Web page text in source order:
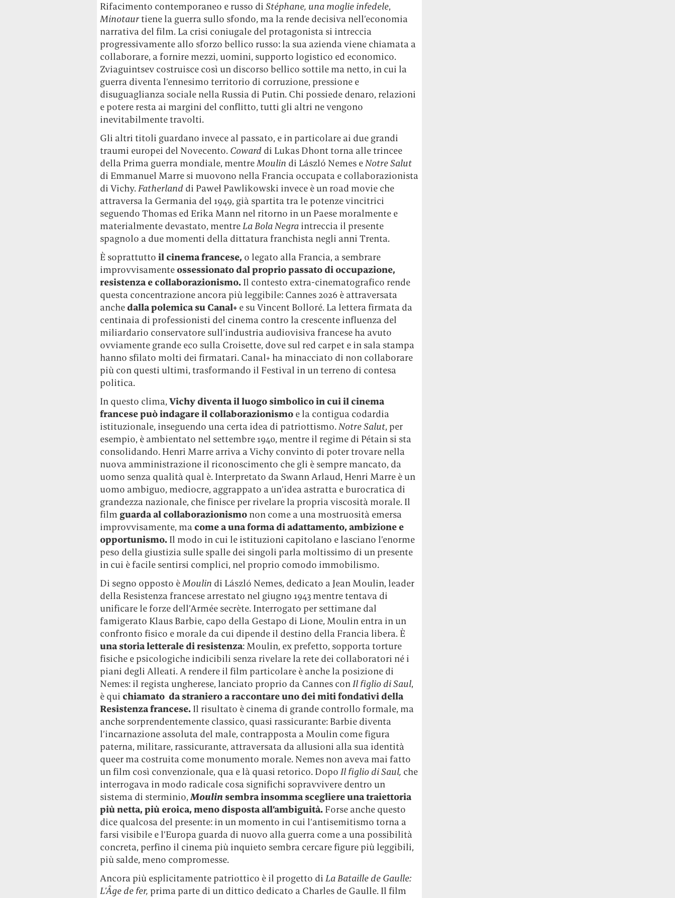
Rifacimento contemporaneo e russo diStéphane, una moglie infedele,
Minotaurtiene la guerra sullo sfondo, ma la rende decisiva nell’economia
narrativa del film. La crisi coniugale del protagonista si intreccia
progressivamente allo sforzo bellico russo: la sua azienda viene chiamata a
collaborare, a fornire mezzi, uomini, supporto logistico ed economico.
Zviaguintsev costruisce così un discorso bellico sottile ma netto, in cui la
guerra diventa l’ennesimo territorio di corruzione, pressione e
disuguaglianza sociale nella Russia di Putin. Chi possiede denaro, relazioni
e potere resta ai margini del conflitto, tutti gli altri ne vengono
inevitabilmente travolti.
Gli altri titoli guardano invece al passato, e in particolare ai due grandi
traumi europei del Novecento. Coward di Lukas Dhont torna alle trincee
della Prima guerra mondiale, mentreMoulin di László Nemes eNotre Salut
di Emmanuel Marre si muovono nella Francia occupata e collaborazionista
di Vichy.Fatherland di Paweł Pawlikowski invece è un road movie che
attraversa la Germania del 1949, già spartita tra le potenze vincitrici
seguendo Thomas ed Erika Mann nel ritorno in un Paese moralmente e
materialmente devastato, mentreLa Bola Negra intreccia il presente
spagnolo a due momenti della dittatura franchista negli anni Trenta.
È soprattuttoil cinema francese, o legato alla Francia, a sembrare
improvvisamenteossessionato dal proprio passato di occupazione,
resistenza e collaborazionismo. Il contesto extra-cinematografico rende
questa concentrazione ancora più leggibile: Cannes 2026 è attraversata
anchedalla polemica su Canal+ e su Vincent Bolloré. La lettera firmata da
centinaia di professionisti del cinema contro la crescente influenza del
miliardario conservatore sull’industria audiovisiva francese ha avuto
ovviamente grande eco sulla Croisette, dove sul red carpet e in sala stampa
hanno sfilato molti dei firmatari. Canal+ ha minacciato di non collaborare
più con questi ultimi, trasformando il Festival in un terreno di contesa
politica.
In questo clima,Vichy diventa il luogo simbolico in cui il cinema
francese può indagare il collaborazionismo e la contigua codardia
istituzionale, inseguendo una certa idea di patriottismo.Notre Salut, per
esempio, è ambientato nel settembre 1940, mentre il regime di Pétain si sta
consolidando. Henri Marre arriva a Vichy convinto di poter trovare nella
nuova amministrazione il riconoscimento che gli è sempre mancato, da
uomo senza qualità qual è. Interpretato da Swann Arlaud, Henri Marre è un
uomo ambiguo, mediocre, aggrappato a un’idea astratta e burocratica di
grandezza nazionale, che finisce per rivelare la propria viscosità morale. Il
film guarda al collaborazionismo non come a una mostruosità emersa
improvvisamente, macome a una forma di adattamento, ambizione e
opportunismo. Il modo in cui le istituzioni capitolano e lasciano l’enorme
peso della giustizia sulle spalle dei singoli parla moltissimo di un presente
in cui è facile sentirsi complici, nel proprio comodo immobilismo.
Di segno opposto èMoulin di László Nemes, dedicato a Jean Moulin, leader
della Resistenza francese arrestato nel giugno 1943 mentre tentava di
unificare le forze dell’Armée secrète. Interrogato per settimane dal
famigerato Klaus Barbie, capo della Gestapo di Lione, Moulin entra in un
confronto fisico e morale da cui dipende il destino della Francia libera. È
una storia letterale di resistenza: Moulin, ex prefetto, sopporta torture
fisiche e psicologiche indicibili senza rivelare la rete dei collaboratori né i
piani degli Alleati. A rendere il film particolare è anche la posizione di
Nemes: il regista ungherese, lanciato proprio da Cannes conIl figlio di Saul,
è quichiamato da straniero a raccontare uno dei miti fondativi della
Resistenza francese. Il risultato è cinema di grande controllo formale, ma
anche sorprendentemente classico, quasi rassicurante: Barbie diventa
l’incarnazione assoluta del male, contrapposta a Moulin come figura
paterna, militare, rassicurante, attraversata da allusioni alla sua identità
queer ma costruita come monumento morale. Nemes non aveva mai fatto
un film così convenzionale, qua e là quasi retorico. DopoIl figlio diSaul, che
interrogava in modo radicale cosa significhi sopravvivere dentro un
sistema di sterminio,Moulin sembra insomma scegliere una traiettoria
più netta, più eroica, meno disposta all’ambiguità. Forse anche questo
dice qualcosa del presente: in un momento in cui l’antisemitismo torna a
farsi visibile e l’Europa guarda di nuovo alla guerra come a una possibilità
concreta, perfino il cinema più inquieto sembra cercare figure più leggibili,
più salde, meno compromesse.
Ancora più esplicitamente patriottico è il progetto diLa Bataille de Gaulle:
L’Âge de fer, prima parte di un dittico dedicato a Charles de Gaulle. Il film